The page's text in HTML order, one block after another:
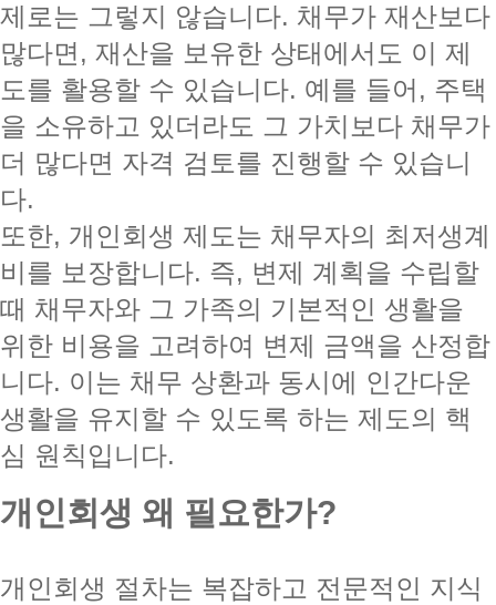
제로는 그렇지 않습니다. 채무가 재산보다
많다면, 재산을 보유한 상태에서도 이 제
도를 활용할 수 있습니다. 예를 들어, 주택
을 소유하고 있더라도 그 가치보다 채무가
더 많다면 자격 검토를 진행할 수 있습니
다.
또한, 개인회생 제도는 채무자의 최저생계
비를 보장합니다. 즉, 변제 계획을 수립할
때 채무자와 그 가족의 기본적인 생활을
위한 비용을 고려하여 변제 금액을 산정합
니다. 이는 채무 상환과 동시에 인간다운
생활을 유지할 수 있도록 하는 제도의 핵
심 원칙입니다.
개인회생 왜 필요한가?
개인회생 절차는 복잡하고 전문적인 지식